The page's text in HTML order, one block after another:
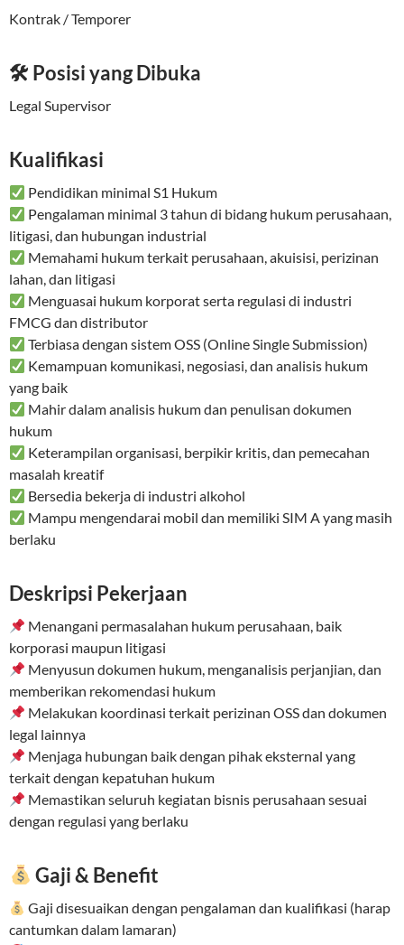
Kontrak / Temporer
🛠 Posisi yang Dibuka
Legal Supervisor
Kualifikasi
Pendidikan minimal S1 Hukum
Pengalaman minimal 3 tahun di bidang hukum perusahaan,
litigasi, dan hubungan industrial
Memahami hukum terkait perusahaan, akuisisi, perizinan
lahan, dan litigasi
Menguasai hukum korporat serta regulasi di industri
FMCG dan distributor
Terbiasa dengan sistem OSS (Online Single Submission)
Kemampuan komunikasi, negosiasi, dan analisis hukum
yang baik
Mahir dalam analisis hukum dan penulisan dokumen
hukum
Keterampilan organisasi, berpikir kritis, dan pemecahan
masalah kreatif
Bersedia bekerja di industri alkohol
Mampu mengendarai mobil dan memiliki SIM A yang masih
berlaku
Deskripsi Pekerjaan
Menangani permasalahan hukum perusahaan, baik
korporasi maupun litigasi
Menyusun dokumen hukum, menganalisis perjanjian, dan
memberikan rekomendasi hukum
Melakukan koordinasi terkait perizinan OSS dan dokumen
legal lainnya
Menjaga hubungan baik dengan pihak eksternal yang
terkait dengan kepatuhan hukum
Memastikan seluruh kegiatan bisnis perusahaan sesuai
dengan regulasi yang berlaku
Gaji & Benefit
Gaji disesuaikan dengan pengalaman dan kualifikasi (harap
cantumkan dalam lamaran)